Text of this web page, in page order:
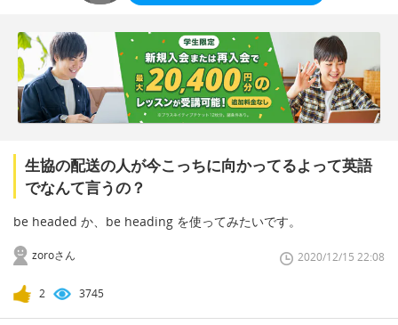
生協の配送の人が今こっちに向かってるよって英語
でなんて言うの？
be headed か、be heading を使ってみたいです。
zoroさん 2020/12/15 22:08
2 3745